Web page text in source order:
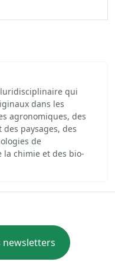
qui
dans les
agronomiques, des
paysages, des
de
la chimie et des bio-
newsletters